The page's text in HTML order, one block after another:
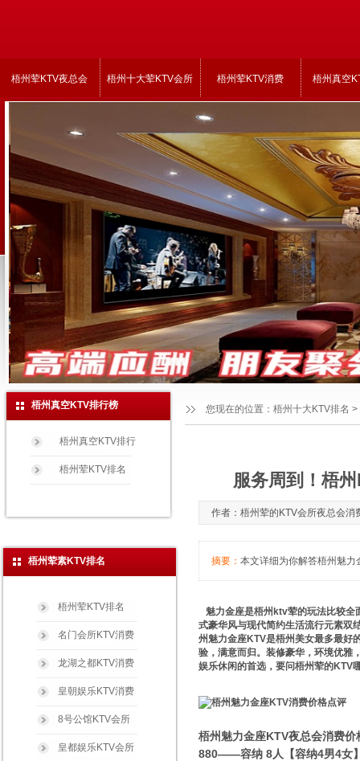
梧州荤KTV夜总会 梧州十大荤KTV会所 梧州荤KTV消费 梧州真空
您现在的位置： 梧州十大KTV排名 >
梧州真空KTV排行榜
梧州真空KTV排行
梧州荤KTV排名
服务周到！梧
作者：梧州荤的KTV会所夜总会
摘要： 本文详细为你解答梧州魅
魅力金座是梧州ktv荤的玩法比较全
式豪华风与现代简约生活流行元素双
州魅力金座KTV是梧州美女最多最好
验，满意而归。装修豪华，环境优雅
娱乐休闲的首选，要问梧州荤的KTV
梧州魅力金座KTV夜总会消费价
880——容纳 8人【容纳4男4女
梧州荤素KTV排名
梧州荤KTV排名
名门会所KTV消费
龙湖之都KTV消费
皇朝娱乐KTV消费
8号公馆KTV会所
皇都娱乐KTV会所